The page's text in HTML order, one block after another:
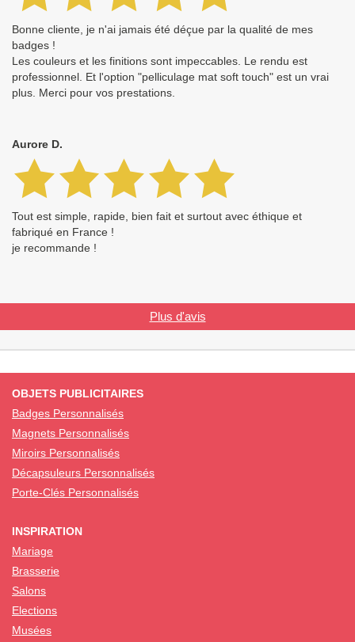
Bonne cliente, je n'ai jamais été déçue par la qualité de mes
badges !
Les couleurs et les finitions sont impeccables. Le rendu est
professionnel. Et l'option "pelliculage mat soft touch" est un vrai
plus. Merci pour vos prestations.
Aurore D.
Tout est simple, rapide, bien fait et surtout avec éthique et
fabriqué en France !
je recommande !
Plus d'avis
OBJETS PUBLICITAIRES
Badges Personnalisés
Magnets Personnalisés
Miroirs Personnalisés
Décapsuleurs Personnalisés
Porte-Clés Personnalisés
INSPIRATION
Mariage
Brasserie
Salons
Elections
Musées